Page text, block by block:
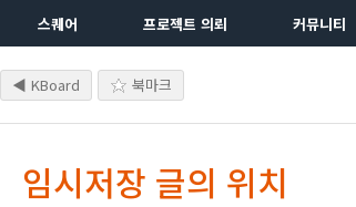
스퀘어 프로젝트 의뢰 커뮤니티
◀ KBoard 북마크
임시저장 글의 위치